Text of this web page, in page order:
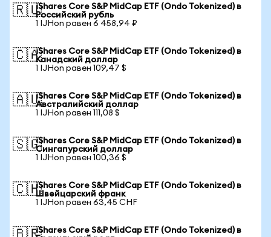
🇷🇺iShares Core S&P MidCap ETF (Ondo Tokenized) в
Российский рубль
1 IJHon равен 6 458,94 ₽
🇨🇦iShares Core S&P MidCap ETF (Ondo Tokenized) в
Канадский доллар
1 IJHon равен 109,47 $
🇦🇺iShares Core S&P MidCap ETF (Ondo Tokenized) в
Австралийский доллар
1 IJHon равен 111,08 $
🇸🇬iShares Core S&P MidCap ETF (Ondo Tokenized) в
Сингапурский доллар
1 IJHon равен 100,36 $
🇨🇭iShares Core S&P MidCap ETF (Ondo Tokenized) в
Швейцарский франк
1 IJHon равен 63,45 CHF
iShares Core S&P MidCap ETF (Ondo Tokenized) в